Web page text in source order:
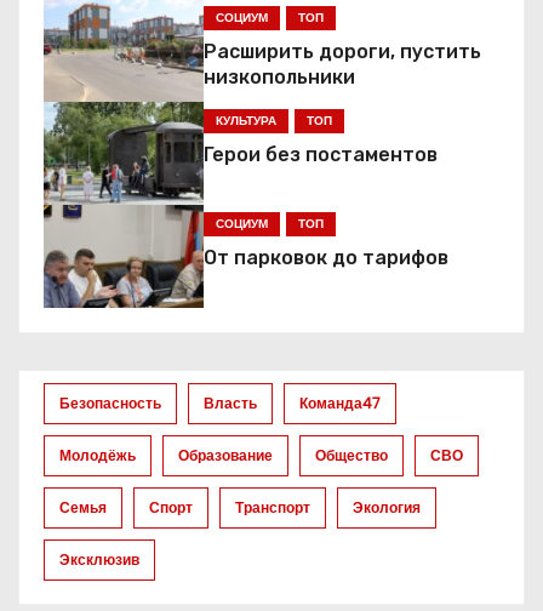
г
а
ц
и
я
п
з
а
п
и
с
СОЦИУМ ТОП
Расширить дороги, пустить
низкопольники
КУЛЬТУРА ТОП
Герои без постаментов
СОЦИУМ ТОП
От парковок до тарифов
Безопасность Власть Команда47
Молодёжь Образование Общество СВО
Семья Спорт Транспорт Экология
Эксклюзив